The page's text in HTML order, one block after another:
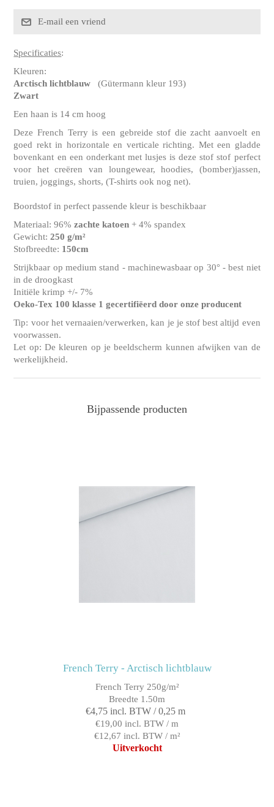
Specificaties:
Kleuren:
Arctisch lichtblauw
(Gütermann kleur 193)
Zwart
Een haan is 14 cm hoog
Deze French Terry is een gebreide stof die zacht aanvoelt en
goed rekt in horizontale en verticale richting. Met een gladde
bovenkant en een onderkant met lusjes is deze stof stof perfect
voor het creëren van loungewear, hoodies, (bomber)jassen,
truien, joggings, shorts, (T-shirts ook nog net).
Boordstof in perfect passende kleur is beschikbaar
Materiaal: 96%zachte katoen + 4% spandex
Gewicht:250 g/m²
Stofbreedte: 150cm
Strijkbaar op medium stand - machinewasbaar op 30° - best niet
in de droogkast
Initiële krimp +/- 7%
Oeko-Tex 100 klasse 1 gecertifiëerd door onze producent
Tip: voor het vernaaien/verwerken, kan je je stof best altijd even
voorwassen.
Let op: De kleuren op je beeldscherm kunnen afwijken van de
werkelijkheid.
Bijpassende producten
French Terry - Arctisch lichtblauw
French Terry 250g/m²
Breedte 1.50m
€4,75 incl. BTW / 0,25 m
€19,00 incl. BTW / m
€12,67 incl. BTW / m²
Uitverkocht